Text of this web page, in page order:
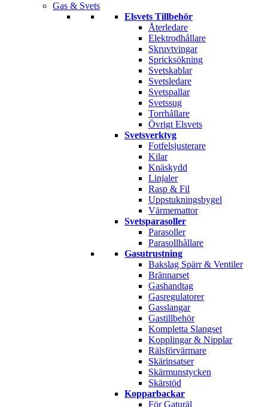
Gas & Svets
Elsvets Tillbehör
Återledare
Elektrodhållare
Skruvtvingar
Spricksökning
Svetskablar
Svetsledare
Svetspallar
Svetssug
Torrhållare
Övrigt Elsvets
Svetsverktyg
Fotfelsjusterare
Kilar
Knäskydd
Linjaler
Rasp & Fil
Uppstukningsbygel
Värmemattor
Svetsparasoller
Parasoller
Parasollhållare
Gasutrustning
Bakslag Spärr & Ventiler
Brännarset
Gashandtag
Gasregulatorer
Gasslangar
Gastillbehör
Kompletta Slangset
Kopplingar & Nipplar
Rälsförvärmare
Skärinsatser
Skärmunstycken
Skärstöd
Kopparbackar
För Gaturäl